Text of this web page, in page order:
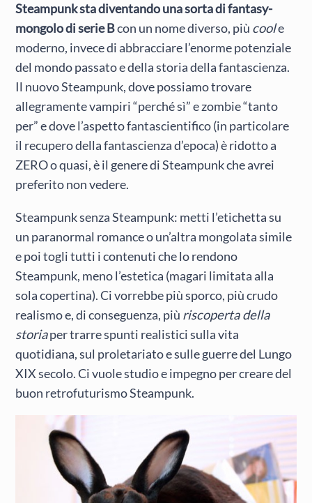
Steampunk sta diventando una sorta di fantasy-
mongolo di serie Bcon un nome diverso, più coole
moderno, invece di abbracciare l’enorme potenziale
del mondo passato e della storia della fantascienza.
Il nuovo Steampunk, dove possiamo trovare
allegramente vampiri “perché sì” e zombie “tanto
per” e dove l’aspetto fantascientifico (in particolare
il recupero della fantascienza d’epoca) è ridotto a
ZERO o quasi, è il genere di Steampunk che avrei
preferito non vedere.
Steampunk senza Steampunk: metti l’etichetta su
un paranormal romance o un’altra mongolata simile
e poi togli tutti i contenuti che lo rendono
Steampunk, meno l’estetica (magari limitata alla
sola copertina). Ci vorrebbe più sporco, più crudo
realismo e, di conseguenza, più riscoperta della
storiaper trarre spunti realistici sulla vita
quotidiana, sul proletariato e sulle guerre del Lungo
XIX secolo. Ci vuole studio e impegno per creare del
buon retrofuturismo Steampunk.